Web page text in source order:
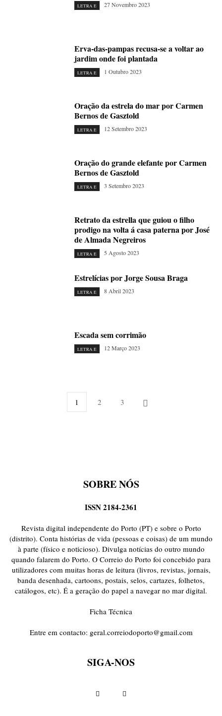
LETRA E 27 Novembro 2023
Erva-das-pampas recusa-se a voltar ao
jardim onde foi plantada
LETRA E 1 Outubro 2023
Oração da estrela do mar por Carmen
Bernos de Gasztold
LETRA E 12 Setembro 2023
Oração do grande elefante por Carmen
Bernos de Gasztold
LETRA E 3 Setembro 2023
Retrato da estrella que guiou o filho
prodigo na volta á casa paterna por José
de Almada Negreiros
LETRA E 5 Agosto 2023
Estrelícias por Jorge Sousa Braga
LETRA E 8 Abril 2023
Escada sem corrimão
LETRA E 12 Março 2023
1 2 3
SOBRE NÓS
ISSN 2184-2361
Revista digital independente do Porto (PT) e sobre o Porto
(distrito). Conta histórias de vida (pessoas e coisas) de um mundo
à parte (físico e noticioso). Divulga notícias do outro mundo
quando falarem do Porto. O Correio do Porto foi concebido para
utilizadores com muitas horas de leitura (livros, revistas, jornais,
banda desenhada, cartoons, postais, selos, cartazes, folhetos,
catálogos, etc). É a geração do papel a navegar no mar digital.
Ficha Técnica
Entre em contacto: geral.correiodoporto@gmail.com
SIGA-NOS